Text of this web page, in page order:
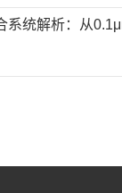
系统解析：从